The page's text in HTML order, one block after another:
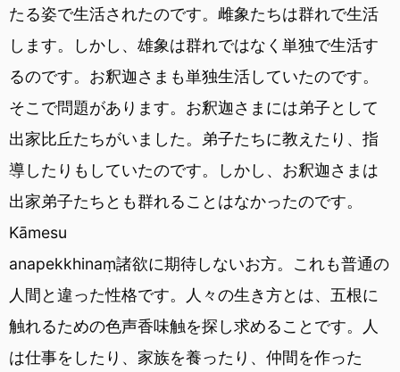
たる姿で生活されたのです。雌象たちは群れで生活
します。しかし、雄象は群れではなく単独で生活す
るのです。お釈迦さまも単独生活していたのです。
そこで問題があります。お釈迦さまには弟子として
出家比丘たちがいました。弟子たちに教えたり、指
導したりもしていたのです。しかし、お釈迦さまは
出家弟子たちとも群れることはなかったのです。
Kāmesu
anapekkhinaṃ諸欲に期待しないお方。これも普通の
人間と違った性格です。人々の生き方とは、五根に
触れるための色声香味触を探し求めることです。人
は仕事をしたり、家族を養ったり、仲間を作った